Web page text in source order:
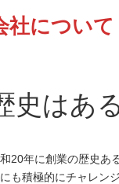
社について
史はあ
20年に創業の歴史あ
も積極的にチャレン